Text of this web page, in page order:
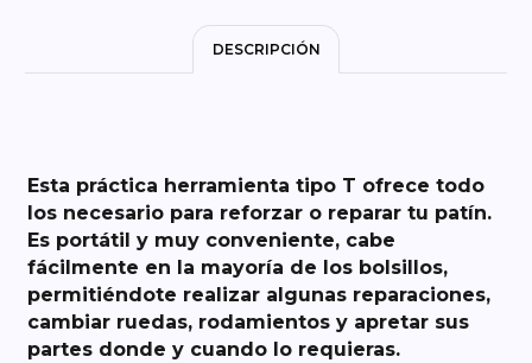
DESCRIPCIÓN
Esta práctica herramienta tipo T ofrece todo
los necesario para reforzar o reparar tu patín.
Es portátil y muy conveniente, cabe
fácilmente en la mayoría de los bolsillos,
permitiéndote realizar algunas reparaciones,
cambiar ruedas, rodamientos y apretar sus
partes donde y cuando lo requieras.